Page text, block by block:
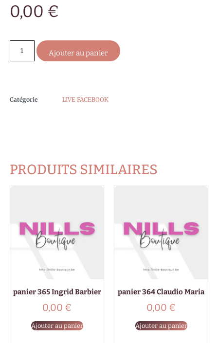
0,00 €
Ajouter au panier
Catégorie LIVE FACEBOOK
PRODUITS SIMILAIRES
panier 365 Ingrid Barbier
0,00 €
Ajouter au panier
panier 364 Claudio Maria
0,00 €
Ajouter au panier